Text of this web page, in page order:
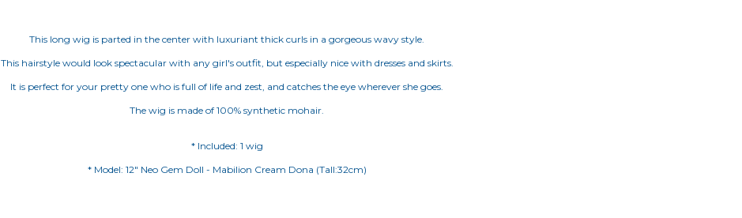
This long wig is parted in the center with luxuriant thick curls in a gorgeous wavy style.
This hairstyle would look spectacular with any girl's outfit, but especially nice with dresses and skirts.
It is perfect for your pretty one who is full of life and zest, and catches the eye wherever she goes.
The wig is made of 100% synthetic mohair.
* Included: 1 wig
* Model: 12" Neo Gem Doll - Mabilion Cream Dona (Tall:32cm)